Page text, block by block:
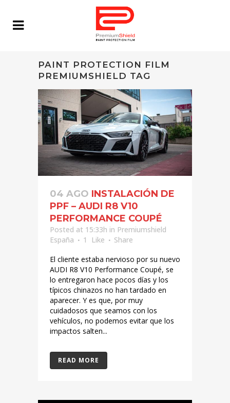
PAINT PROTECTION FILM
PREMIUMSHIELD TAG
04 AGO INSTALACIÓN DE
PPF – AUDI R8 V10
PERFORMANCE COUPÉ
Posted at 15:33h in Premiumshield
España
1 Like
Share
El cliente estaba nervioso por su nuevo
AUDI R8 V10 Performance Coupé, se
lo entregaron hace pocos días y los
típicos chinazos no han tardado en
aparecer. Y es que, por muy
cuidadosos que seamos con los
vehículos, no podemos evitar que los
impactos salten...
READ MORE